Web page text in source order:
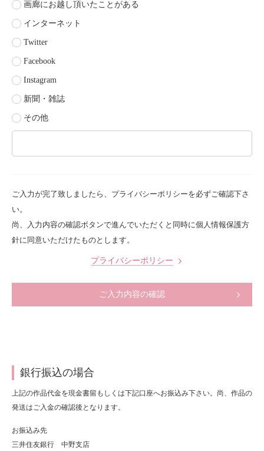
画廊にお越し頂いたことがある
インターネット
Twitter
Facebook
Instagram
新聞・雑誌
その他
ご入力が完了致しましたら、プライバシーポリシーを必ずご確認下さ
い。
尚、入力内容の確認ボタンで進んでいただくと同時に個人情報保護方
針に同意いただけたものとします。
プライバシーポリシー
ご入力内容の確認
銀行振込の場合
上記の作品代金を現金書留もしくは下記口座へお振込み下さい。尚、作品の
発送はご入金の確認後となります。
お振込み先
三井住友銀行 中野支店